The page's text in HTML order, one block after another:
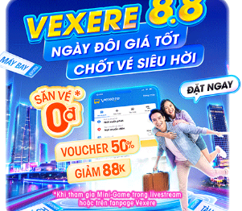
8 - Sài Gòn đi Bà Rịa - Bà Rịa-
di chuyển bằng xe khách từ Quận 8 - Sài
thông thuận lợi.
cách từ Quận 8 - Sài Gòn đi Bà
xe khách?